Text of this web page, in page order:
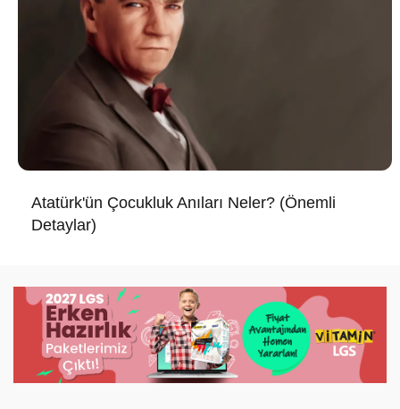
Atatürk'ün Çocukluk Anıları Neler? (Önemli
Detaylar)